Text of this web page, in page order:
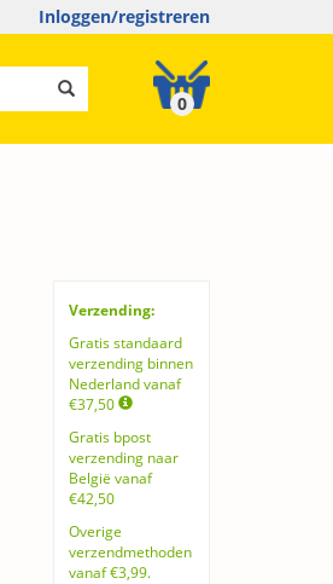
Inloggen/registreren
0
Verzending:
Gratis standaard
verzending binnen
Nederland vanaf
€37,50
Gratis bpost
verzending naar
België vanaf
€42,50
Overige
verzendmethoden
vanaf €3,99.